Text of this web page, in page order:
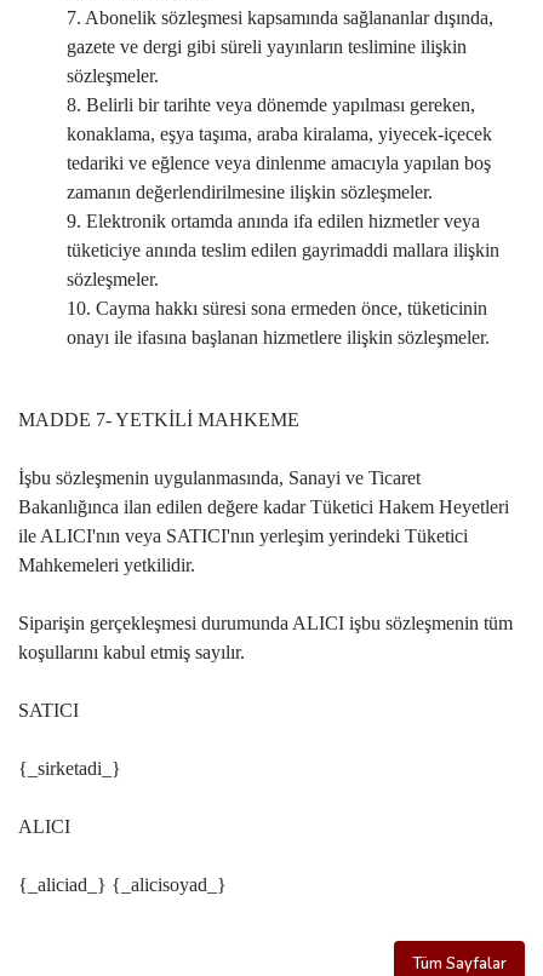
7. Abonelik sözleşmesi kapsamında sağlananlar dışında,
gazete ve dergi gibi süreli yayınların teslimine ilişkin
sözleşmeler.
8. Belirli bir tarihte veya dönemde yapılması gereken,
konaklama, eşya taşıma, araba kiralama, yiyecek-içecek
tedariki ve eğlence veya dinlenme amacıyla yapılan boş
zamanın değerlendirilmesine ilişkin sözleşmeler.
9. Elektronik ortamda anında ifa edilen hizmetler veya
tüketiciye anında teslim edilen gayrimaddi mallara ilişkin
sözleşmeler.
10. Cayma hakkı süresi sona ermeden önce, tüketicinin
onayı ile ifasına başlanan hizmetlere ilişkin sözleşmeler.
MADDE 7- YETKİLİ MAHKEME
İşbu sözleşmenin uygulanmasında, Sanayi ve Ticaret
Bakanlığınca ilan edilen değere kadar Tüketici Hakem Heyetleri
ile ALICI'nın veya SATICI'nın yerleşim yerindeki Tüketici
Mahkemeleri yetkilidir.
Siparişin gerçekleşmesi durumunda ALICI işbu sözleşmenin tüm
koşullarını kabul etmiş sayılır.
SATICI
{_sirketadi_}
ALICI
{_aliciad_} {_alicisoyad_}
Tüm Sayfalar